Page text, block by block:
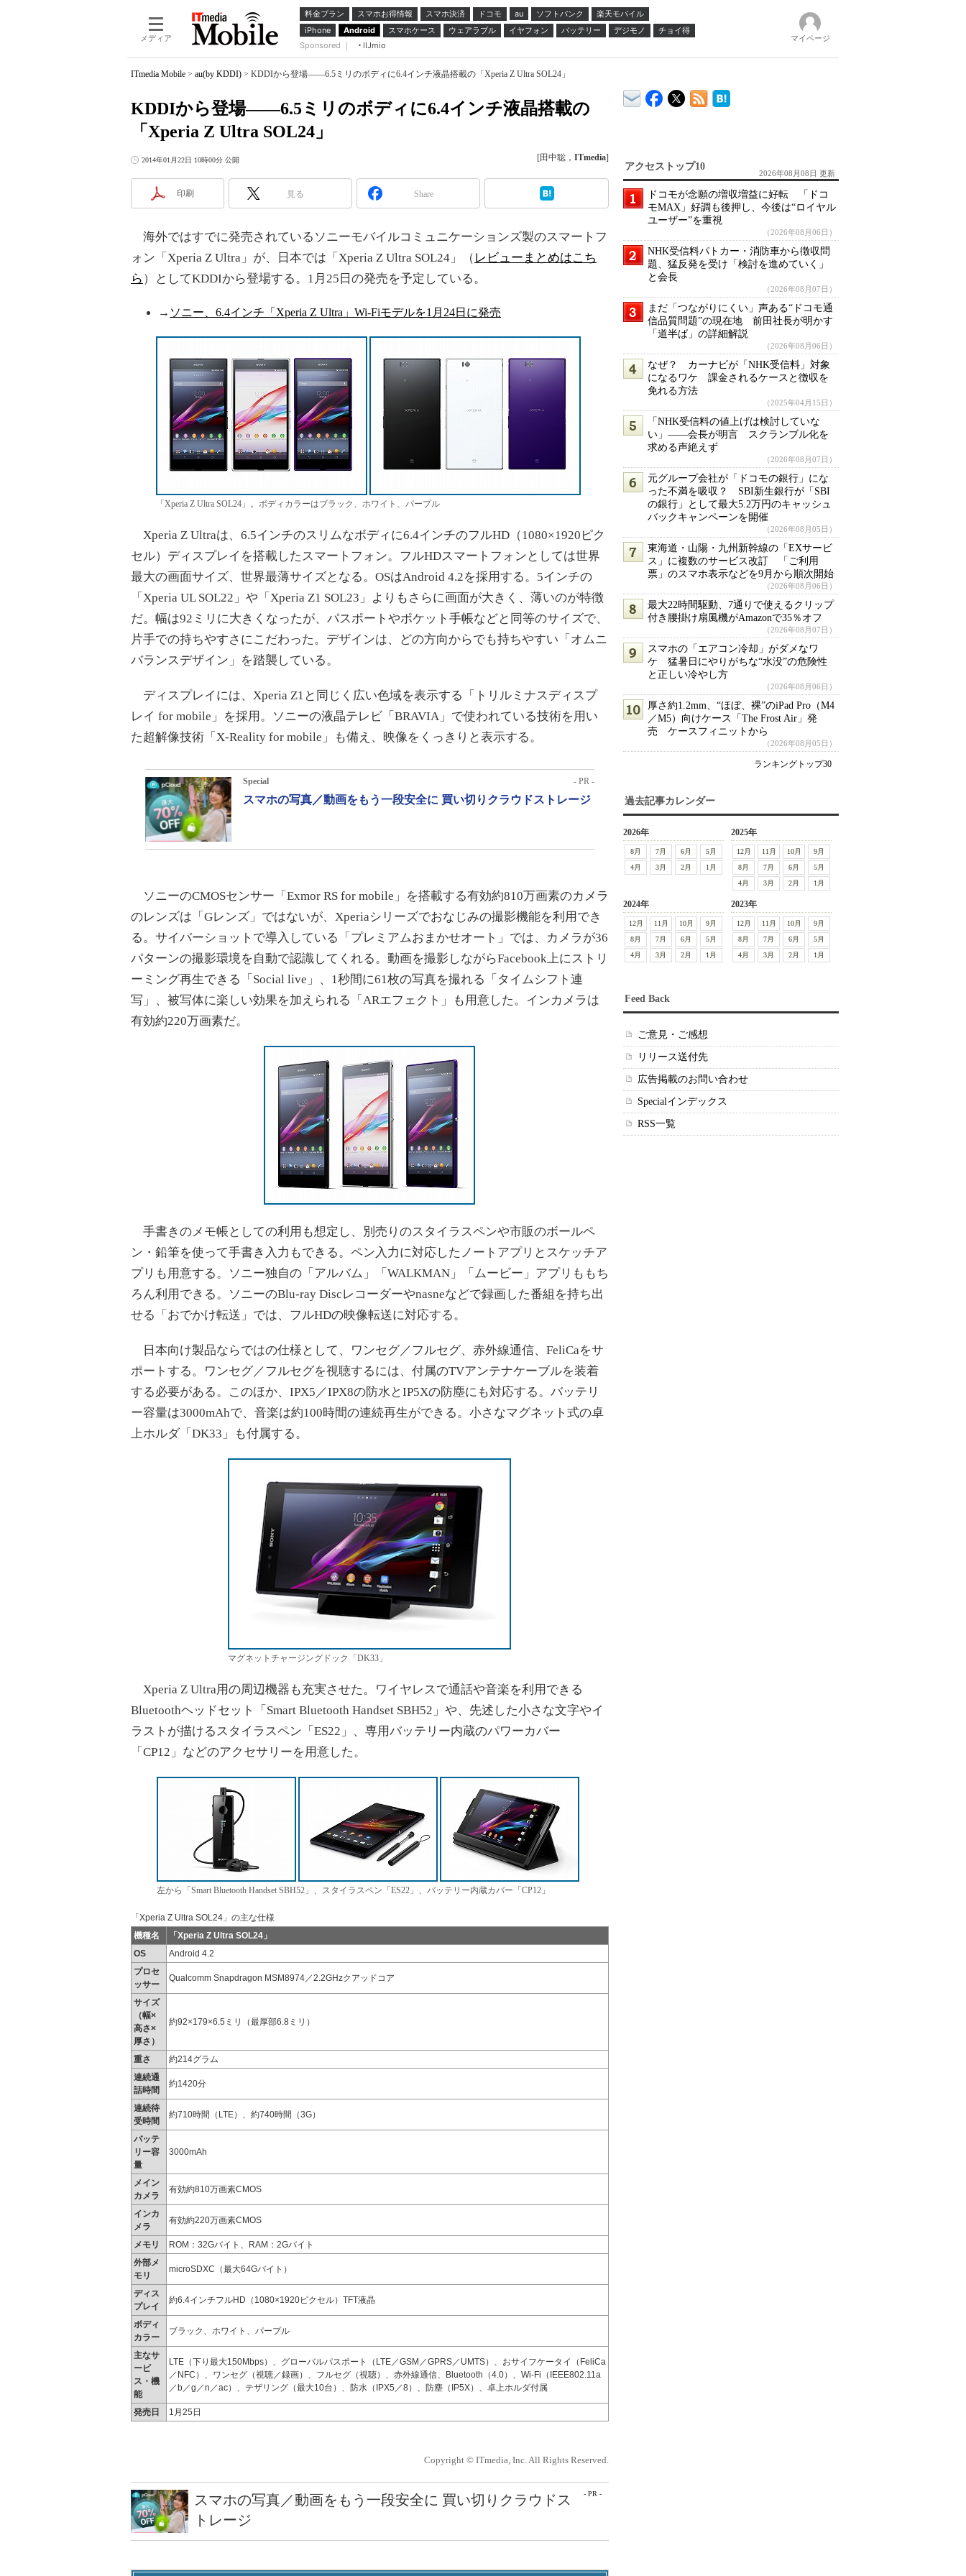
メディア
料金プラン スマホお得情報 スマホ決済 ドコモ au ソフトバンク
楽天モバイル
iPhone
Android スマホケース ウェアラブル イヤフォン バッテリー デジモノ
チョイ得
Sponsored ｜
IIJmio
マイページ
ITmedia Mobile > au(by KDDI) > KDDIから登場――6.5ミリのボディに6.4インチ液晶搭載の「Xperia Z Ultra SOL24」
KDDIから登場――6.5ミリのボディに6.4インチ液晶搭載の
「Xperia Z Ultra SOL24」
2014年01月22日 10時00分 公開 [田中聡， ITmedia]
印刷 見る Share
海外ではすでに発売されているソニーモバイルコミュニケーションズ製のスマートフ
ォン「Xperia Z Ultra」が、日本では「Xperia Z Ultra SOL24」（ レビューまとめはこち
ら ）としてKDDIから登場する。1月25日の発売を予定している。
→ ソニー、6.4インチ「Xperia Z Ultra」Wi-Fiモデルを1月24日に発売
「Xperia Z Ultra SOL24」。ボディカラーはブラック、ホワイト、パープル
Xperia Z Ultraは、6.5インチのスリムなボディに6.4インチのフルHD（1080×1920ピク
セル）ディスプレイを搭載したスマートフォン。フルHDスマートフォンとしては世界
最大の画面サイズ、世界最薄サイズとなる。OSはAndroid 4.2を採用する。5インチの
「Xperia UL SOL22」や「Xperia Z1 SOL23」よりもさらに画面が大きく、薄いのが特徴
だ。幅は92ミリに大きくなったが、パスポートやポケット手帳などと同等のサイズで、
片手での持ちやすさにこだわった。デザインは、どの方向からでも持ちやすい「オムニ
バランスデザイン」を踏襲している。
ディスプレイには、Xperia Z1と同じく広い色域を表示する「トリルミナスディスプ
レイ for mobile」を採用。ソニーの液晶テレビ「BRAVIA」で使われている技術を用い
た超解像技術「X-Reality for mobile」も備え、映像をくっきりと表示する。
Special - PR -
スマホの写真／動画をもう一段安全に 買い切りクラウドストレージ
ソニーのCMOSセンサー「Exmor RS for mobile」を搭載する有効約810万画素のカメラ
のレンズは「Gレンズ」ではないが、Xperiaシリーズでおなじみの撮影機能を利用でき
る。サイバーショットで導入している「プレミアムおまかせオート」では、カメラが36
パターンの撮影環境を自動で認識してくれる。動画を撮影しながらFacebook上にストリ
ーミング再生できる「Social live」、1秒間に61枚の写真を撮れる「タイムシフト連
写」、被写体に楽しい効果を加えられる「ARエフェクト」も用意した。インカメラは
有効約220万画素だ。
手書きのメモ帳としての利用も想定し、別売りのスタイラスペンや市販のボールペ
ン・鉛筆を使って手書き入力もできる。ペン入力に対応したノートアプリとスケッチア
プリも用意する。ソニー独自の「アルバム」「WALKMAN」「ムービー」アプリももち
ろん利用できる。ソニーのBlu-ray Discレコーダーやnasneなどで録画した番組を持ち出
せる「おでかけ転送」では、フルHDの映像転送に対応する。
日本向け製品ならではの仕様として、ワンセグ／フルセグ、赤外線通信、FeliCaをサ
ポートする。ワンセグ／フルセグを視聴するには、付属のTVアンテナケーブルを装着
する必要がある。このほか、IPX5／IPX8の防水とIP5Xの防塵にも対応する。バッテリ
ー容量は3000mAhで、音楽は約100時間の連続再生ができる。小さなマグネット式の卓
上ホルダ「DK33」も付属する。
マグネットチャージングドック「DK33」
Xperia Z Ultra用の周辺機器も充実させた。ワイヤレスで通話や音楽を利用できる
Bluetoothヘッドセット「Smart Bluetooth Handset SBH52」や、先述した小さな文字やイ
ラストが描けるスタイラスペン「ES22」、専用バッテリー内蔵のパワーカバー
「CP12」などのアクセサリーを用意した。
左から「Smart Bluetooth Handset SBH52」、スタイラスペン「ES22」、バッテリー内蔵カバー「CP12」
「Xperia Z Ultra SOL24」の主な仕様
機種名
「Xperia Z Ultra SOL24」
OS
Android 4.2
プロセ
ッサー
Qualcomm Snapdragon MSM8974／2.2GHzクアッドコア
サイズ
（幅×
高さ×
厚さ）
約92×179×6.5ミリ（最厚部6.8ミリ）
重さ
約214グラム
連続通
話時間
約1420分
連続待
受時間
約710時間（LTE）、約740時間（3G）
バッテ
リー容
量
3000mAh
メイン
カメラ
有効約810万画素CMOS
インカ
メラ
有効約220万画素CMOS
メモリ
ROM：32Gバイト、RAM：2Gバイト
外部メ
モリ
microSDXC（最大64Gバイト）
ディス
プレイ
約6.4インチフルHD（1080×1920ピクセル）TFT液晶
ボディ
カラー
ブラック、ホワイト、パープル
主なサ
ービ
ス・機
能
LTE（下り最大150Mbps）、グローバルパスポート（LTE／GSM／GPRS／UMTS）、おサイフケータイ（FeliCa
／NFC）、ワンセグ（視聴／録画）、フルセグ（視聴）、赤外線通信、Bluetooth（4.0）、Wi-Fi（IEEE802.11a
／b／g／n／ac）、テザリング（最大10台）、防水（IPX5／8）、防塵（IP5X）、卓上ホルダ付属
発売日 1月25日
Copyright © ITmedia, Inc. All Rights Reserved.
- PR -
スマホの写真／動画をもう一段安全に 買い切りクラウドス
トレージ
アクセストップ10
2026年08月08日 更新
ドコモが念願の増収増益に好転 「ドコ
モMAX」好調も後押し、今後は“ロイヤル
ユーザー”を重視
（2026年08月06日）
NHK受信料パトカー・消防車から徴収問
題、猛反発を受け「検討を進めていく」
と会長
（2026年08月07日）
まだ「つながりにくい」声ある“ドコモ通
信品質問題”の現在地 前田社長が明かす
「道半ば」の詳細解説
（2026年08月06日）
なぜ？ カーナビが「NHK受信料」対象
になるワケ 課金されるケースと徴収を
免れる方法
（2025年04月15日）
「NHK受信料の値上げは検討していな
い」――会長が明言 スクランブル化を
求める声絶えず
（2026年08月07日）
元グループ会社が「ドコモの銀行」にな
った不満を吸収？ SBI新生銀行が「SBI
の銀行」として最大5.2万円のキャッシュ
バックキャンペーンを開催
（2026年08月05日）
東海道・山陽・九州新幹線の「EXサービ
ス」に複数のサービス改訂 「ご利用
票」のスマホ表示などを9月から順次開始
（2026年08月06日）
最大22時間駆動、7通りで使えるクリップ
付き腰掛け扇風機がAmazonで35％オフ
（2026年08月07日）
スマホの「エアコン冷却」がダメなワ
ケ 猛暑日にやりがちな“水没”の危険性
と正しい冷やし方
（2026年08月06日）
厚さ約1.2mm、“ほぼ、裸”のiPad Pro（M4
／M5）向けケース「The Frost Air」発
売 ケースフィニットから
（2026年08月05日）
ランキングトップ30
過去記事カレンダー
2026年
8月 7月 6月
5月
4月
3月 2月 1月
2025年
12月 11月 10月
9月
8月
7月 6月
5月
4月
3月 2月 1月
2024年
12月 11月 10月
9月
8月
7月 6月
5月
4月
3月 2月 1月
2023年
12月 11月 10月
9月
8月
7月 6月
5月
4月
3月 2月 1月
Feed Back
ご意見・ご感想
リリース送付先
広告掲載のお問い合わせ
Specialインデックス
RSS一覧